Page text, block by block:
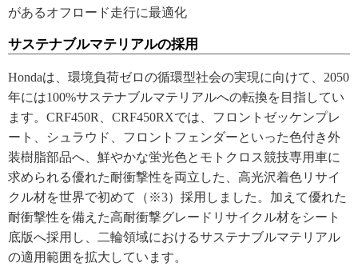
があるオフロード走行に最適化
サステナブルマテリアルの採用
Hondaは、環境負荷ゼロの循環型社会の実現に向けて、2050
年には100%サステナブルマテリアルへの転換を目指してい
ます。CRF450R、CRF450RXでは、フロントゼッケンプレ
ート、シュラウド、フロントフェンダーといった色付き外
装樹脂部品へ、鮮やかな蛍光色とモトクロス競技専用車に
求められる優れた耐衝撃性を両立した、高光沢着色リサイ
クル材を世界で初めて（※3）採用しました。加えて優れた
耐衝撃性を備えた高耐衝撃グレードリサイクル材をシート
底版へ採用し、二輪領域におけるサステナブルマテリアル
の適用範囲を拡大しています。